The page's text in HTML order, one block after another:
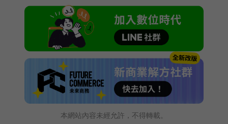
本網站內容未經允許，不得轉載。